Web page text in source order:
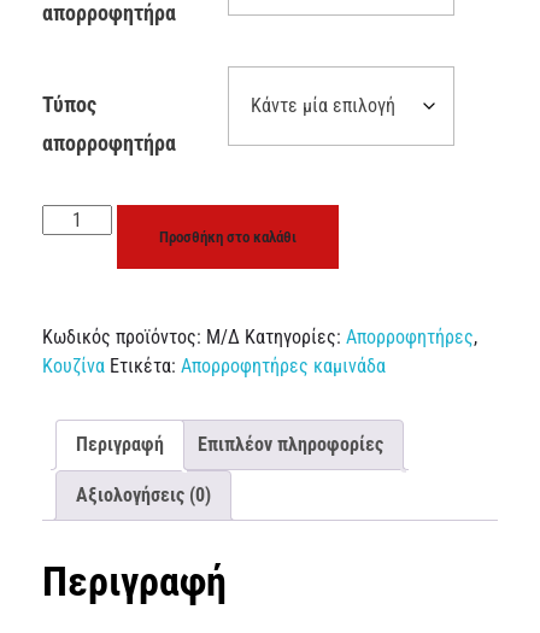
απορροφητήρα
Τύπος
απορροφητήρα
Προσθήκη στο καλάθι
Κωδικός προϊόντος: Μ/Δ Κατηγορίες: Απορροφητήρες,
Κουζίνα Ετικέτα: Απορροφητήρες καμινάδα
Περιγραφή Επιπλέον πληροφορίες
Αξιολογήσεις (0)
Περιγραφή